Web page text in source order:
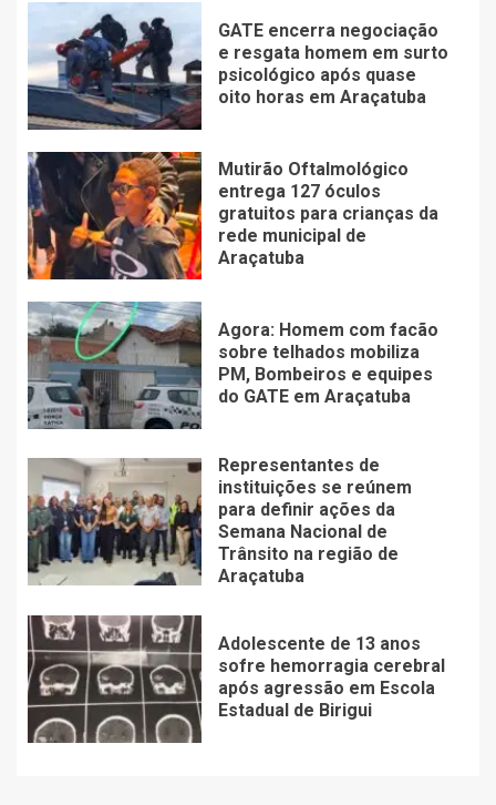
GATE encerra negociação
e resgata homem em surto
psicológico após quase
oito horas em Araçatuba
Mutirão Oftalmológico
entrega 127 óculos
gratuitos para crianças da
rede municipal de
Araçatuba
Agora: Homem com facão
sobre telhados mobiliza
PM, Bombeiros e equipes
do GATE em Araçatuba
Representantes de
instituições se reúnem
para definir ações da
Semana Nacional de
Trânsito na região de
Araçatuba
Adolescente de 13 anos
sofre hemorragia cerebral
após agressão em Escola
Estadual de Birigui